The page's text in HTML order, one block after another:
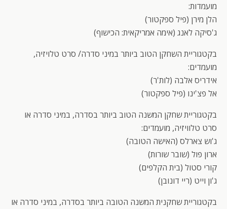
מועמדות:
הלן מירן (פיל ספקטור)
ג'סיקה לאנג (אימה אמריקאית: הכישוף)
בקטגוריית השחקן הטוב ביותר במיני סדרה/ סרט טלויזיה,
מועמדים:
אידריס אלבה (לות'ר)
אל פצ'ינו (פיל ספקטור)
בקטגוריית שחקן המשנה הטוב ביותר בסדרה, במיני סדרה או
סרט טלוויזיה, מועמדים:
ג'וש צארלס (האישה הטובה)
ארון פול (שובר שורות)
קורי סטול (בית הקלפים)
ג'ון וייט (ריי דונובן)
בקטגוריית שחקנית המשנה הטובה ביותר בסדרה, במיני סדרה או